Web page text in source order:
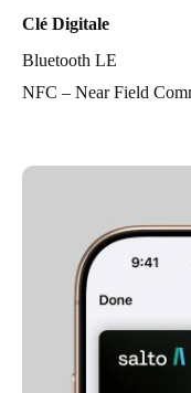
Clé Digitale
Bluetooth LE
NFC – Near Field